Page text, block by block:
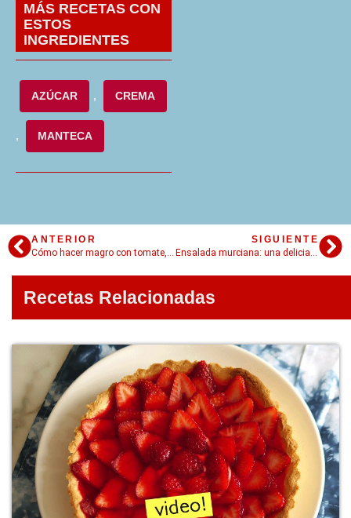
MÁS RECETAS CON
ESTOS
INGREDIENTES
AZÚCAR , CREMA
, MANTECA
ANTERIOR
Cómo hacer magro con tomate, una tapa clásica de la cocina española
SIGUIENTE
Ensalada murciana: una delicia veraniega con sabores mediterráneos
Recetas Relacionadas